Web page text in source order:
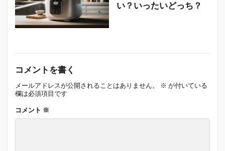
い？いったいどっち？
コメントを書く
メールアドレスが公開されることはありません。 ※ が付いている
欄は必須項目です
コメント ※